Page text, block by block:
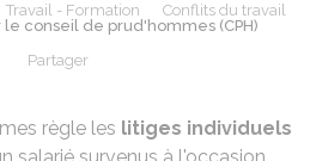
Travail - Formation
Conflits du travail
le conseil de prud'hommes (CPH)
Partager
règle les litiges individuels